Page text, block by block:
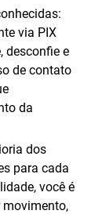
via PIX
desconfie e
de contato
da
dos
para cada
você é
movimento,